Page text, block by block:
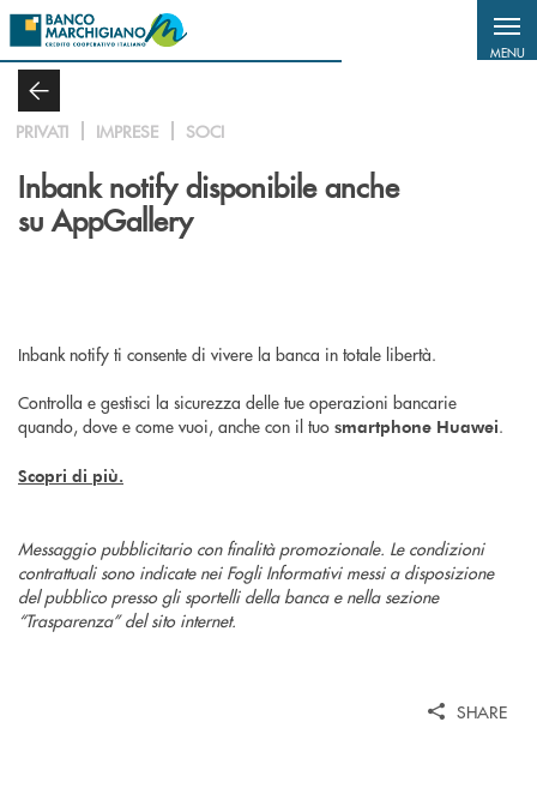
Salta al contenuto principale
MENU
PRIVATI IMPRESE SOCI
Inbank notify disponibile anche
su AppGallery
Inbank notify ti consente di vivere la banca in totale libertà.
Controlla e gestisci la sicurezza delle tue operazioni bancarie
quando, dove e come vuoi, anche con il tuo smartphone Huawei.
Scopri di più.
Messaggio pubblicitario con finalità promozionale. Le condizioni
contrattuali sono indicate nei Fogli Informativi messi a disposizione
del pubblico presso gli sportelli della banca e nella sezione
“Trasparenza” del sito internet.
SHARE